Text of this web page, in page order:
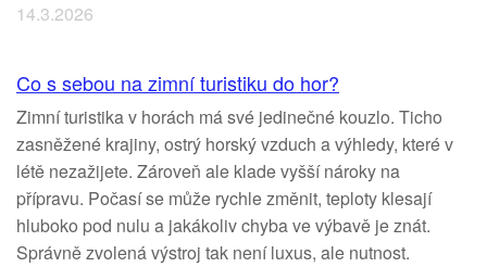
14.3.2026
Co s sebou na zimní turistiku do hor?
Zimní turistika v horách má své jedinečné kouzlo. Ticho
zasněžené krajiny, ostrý horský vzduch a výhledy, které v
létě nezažijete. Zároveň ale klade vyšší nároky na
přípravu. Počasí se může rychle změnit, teploty klesají
hluboko pod nulu a jakákoliv chyba ve výbavě je znát.
Správně zvolená výstroj tak není luxus, ale nutnost.